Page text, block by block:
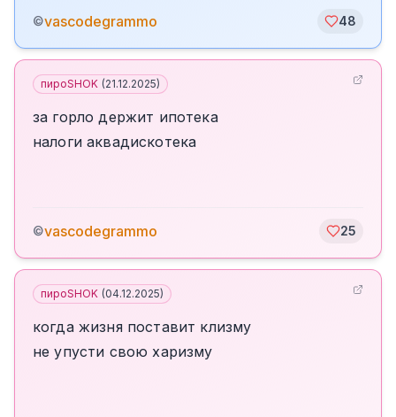
©vascodegrammo 48
пироSHOK (21.12.2025)
за горло держит ипотека
налоги аквадискотека
©vascodegrammo 25
пироSHOK (04.12.2025)
когда жизня поставит клизму
не упусти свою харизму